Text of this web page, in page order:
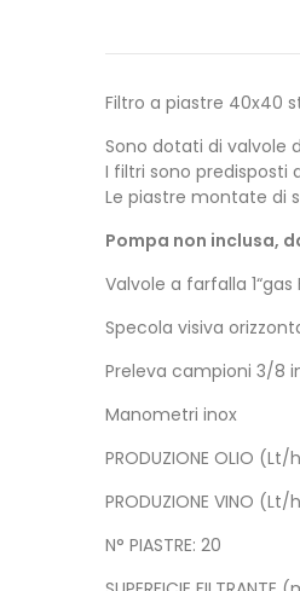
Filtro a piastre 40x40
Sono dotati di valvole
I filtri sono predisposti
Le piastre montate di
Pompa non inclusa,
Valvole a farfalla
Specola visiva
Preleva campioni 3/8
Manometri inox
PRODUZIONE OLIO (Lt/
PRODUZIONE VINO
N° PIASTRE: 20